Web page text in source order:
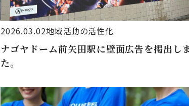
2026.03.02地域活動の活性化
ナゴヤドーム前矢田駅に壁面広告を掲出し
た。